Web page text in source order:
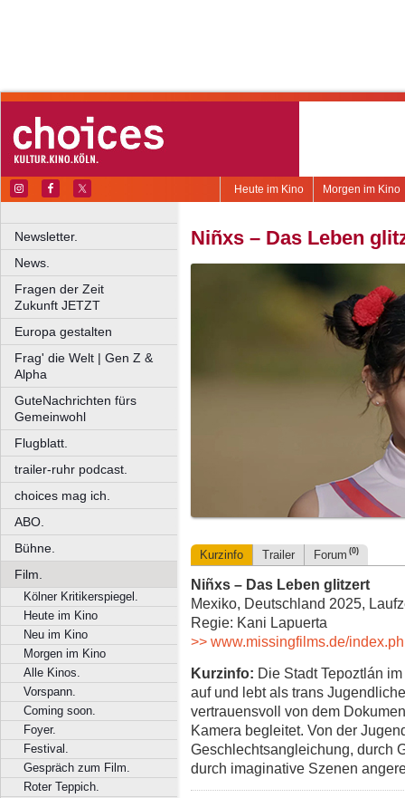
Morgen im Kino
Heute im Kino
Newsletter.
News.
Fragen der Zeit
Zukunft JETZT
Europa gestalten
Frag' die Welt | Gen Z &
Alpha
GuteNachrichten fürs
Gemeinwohl
Flugblatt.
trailer-ruhr podcast.
choices mag ich.
ABO.
Bühne.
Film.
Kölner Kritikerspiegel.
Heute im Kino
Neu im Kino
Morgen im Kino
Alle Kinos.
Vorspann.
Coming soon.
Foyer.
Festival.
Gespräch zum Film.
Roter Teppich.
Niñxs – Das Leben
Kurzinfo Trailer Forum (0)
Niñxs – Das Leben glitzert
Mexiko, Deutschland 2025,
Regie: Kani Lapuerta
>> www.missingfilms.de/
Kurzinfo: Die Stadt Tepoztlán
auf und lebt als trans
vertrauensvoll von dem
Kamera begleitet. Von der
Geschlechtsangleichung, durch
durch imaginative Szenen